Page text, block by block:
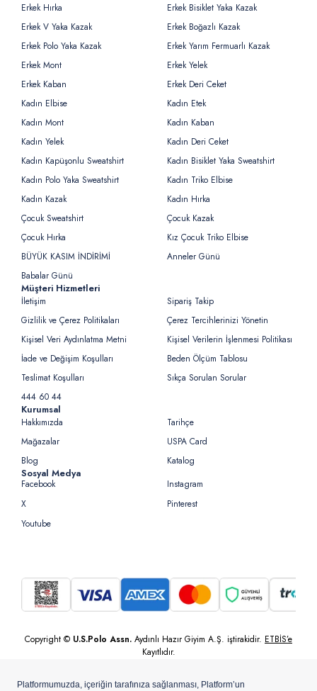
Erkek Hırka
Erkek Bisiklet Yaka Kazak
Erkek V Yaka Kazak
Erkek Boğazlı Kazak
Erkek Polo Yaka Kazak
Erkek Yarım Fermuarlı Kazak
Erkek Mont
Erkek Yelek
Erkek Kaban
Erkek Deri Ceket
Kadın Elbise
Kadın Etek
Kadın Mont
Kadın Kaban
Kadın Yelek
Kadın Deri Ceket
Kadın Kapüşonlu Sweatshirt
Kadın Bisiklet Yaka Sweatshirt
Kadın Polo Yaka Sweatshirt
Kadın Triko Elbise
Kadın Kazak
Kadın Hırka
Çocuk Sweatshirt
Çocuk Kazak
Çocuk Hırka
Kız Çocuk Triko Elbise
BÜYÜK KASIM İNDİRİMİ
Anneler Günü
Babalar Günü
Müşteri Hizmetleri
İletişim
Sipariş Takip
Gizlilik ve Çerez Politikaları
Çerez Tercihlerinizi Yönetin
Kişisel Veri Aydınlatma Metni
Kişisel Verilerin İşlenmesi Politikası
İade ve Değişim Koşulları
Beden Ölçüm Tablosu
Teslimat Koşulları
Sıkça Sorulan Sorular
444 60 44
Kurumsal
Hakkımızda
Tarihçe
Mağazalar
USPA Card
Blog
Katalog
Sosyal Medya
Facebook
Instagram
X
Pinterest
Youtube
Copyright © U.S.Polo Assn. Aydınlı Hazır Giyim A.Ş. iştirakidir. ETBİS’e
Kayıtlıdır.